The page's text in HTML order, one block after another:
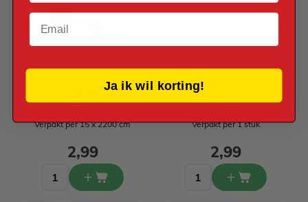
Tule Rol Donkerblauw 15cm
(22m)
Verpakt per 15 x 2200 cm
2,99
Tule Rol Wit - 15cm / 22
meter
Verpakt per 1 stuk
2,99
Email
Ja ik wil korting!